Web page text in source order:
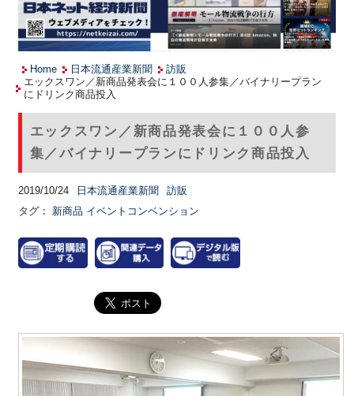
Home 日本流通産業新聞
訪販
エックスワン／新商品発表会に１００人参集／バイナリープラン
にドリンク商品投入
エックスワン／新商品発表会に１００人参
集／バイナリープランにドリンク商品投入
2019/10/24 日本流通産業新聞
訪販
タグ：
新商品 イベントコンベンション